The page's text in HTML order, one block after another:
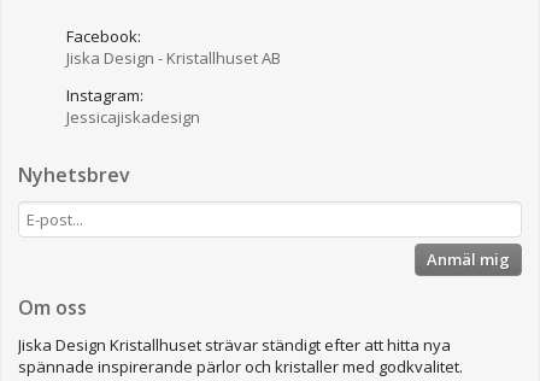
Facebook:
Jiska Design - Kristallhuset AB
Instagram:
Jessicajiskadesign
Nyhetsbrev
Anmäl mig
Om oss
Jiska Design Kristallhuset strävar ständigt efter att hitta nya
spännade inspirerande pärlor och kristaller med godkvalitet.